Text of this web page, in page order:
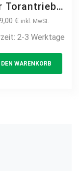
Torantrieb
GENIUS
€ inkl. MwSt.
2-3 Werktage
DEN WARENKORB